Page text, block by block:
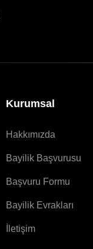
Kurumsal
Hakkımızda
Bayilik Başvurusu
Başvuru Formu
Bayilik Evrakları
İletişim